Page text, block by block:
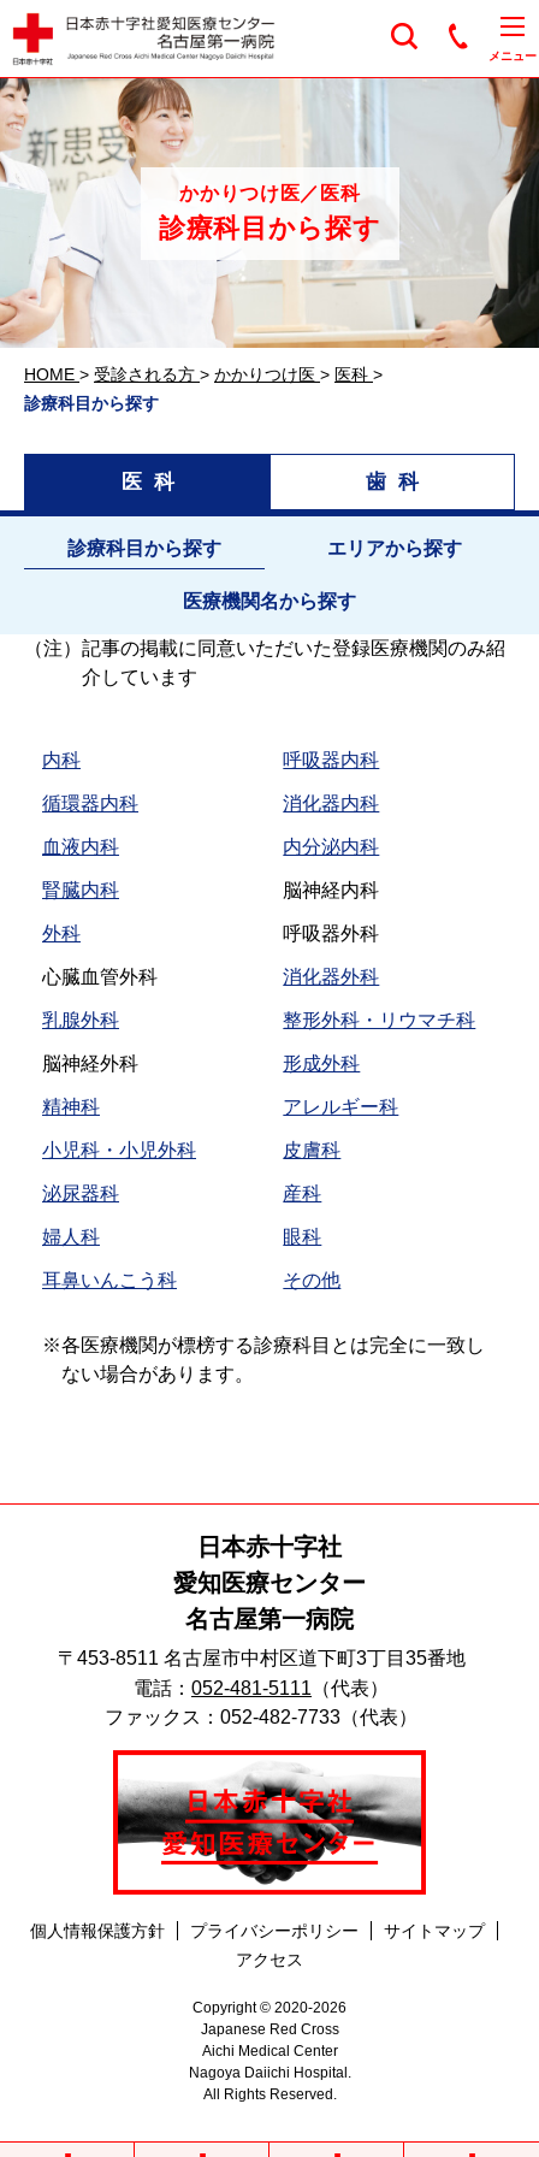
メニュー
かかりつけ医／医科
診療科目から探す
HOME > 受診される方 > かかりつけ医 > 医科 >
診療科目から探す
医科 歯科
診療科目から探す エリアから探す
医療機関名から探す
（注） 記事の掲載に同意いただいた登録医療機関のみ紹
介しています
内科 呼吸器内科
循環器内科 消化器内科
血液内科 内分泌内科
腎臓内科 脳神経内科
外科 呼吸器外科
心臓血管外科 消化器外科
乳腺外科 整形外科・リウマチ科
脳神経外科 形成外科
精神科 アレルギー科
小児科・小児外科 皮膚科
泌尿器科 産科
婦人科 眼科
耳鼻いんこう科 その他
※各医療機関が標榜する診療科目とは完全に一致し
ない場合があります。
日本赤十字社
愛知医療センター
名古屋第一病院
〒453-8511 名古屋市中村区道下町3丁目35番地
電話： 052-481-5111 （代表）
ファックス：052-482-7733（代表）
個人情報保護方針 プライバシーポリシー
サイトマップ
アクセス
Copyright © 2020-2026
Japanese Red Cross
Aichi Medical Center
Nagoya Daiichi Hospital.
All Rights Reserved.